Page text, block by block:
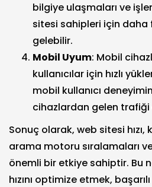
bilgiye ulaşmaları ve
sitesi sahipleri için daha
gelebilir.
Mobil Uyum: Mobil
kullanıcılar için hızlı
mobil kullanıcı
cihazlardan gelen trafiği
Sonuç olarak, web sitesi hızı,
arama motoru sıralamaları
önemli bir etkiye sahiptir. Bu
hızını optimize etmek,